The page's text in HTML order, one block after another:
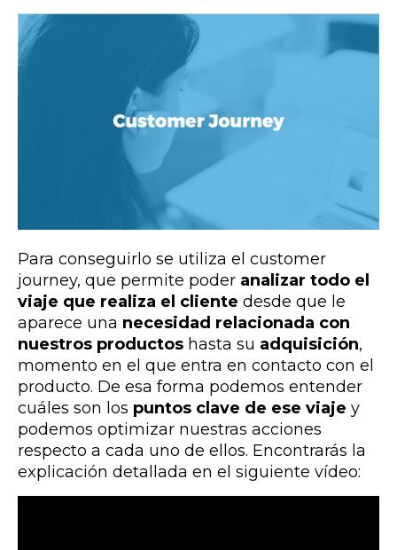
Para conseguirlo se utiliza el customer
journey, que permite poder analizar todo el
viaje que realiza el cliente desde que le
aparece una necesidad relacionada con
nuestros productos hasta su adquisición,
momento en el que entra en contacto con el
producto. De esa forma podemos entender
cuáles son los puntos clave de ese viaje y
podemos optimizar nuestras acciones
respecto a cada uno de ellos. Encontrarás la
explicación detallada en el siguiente vídeo: